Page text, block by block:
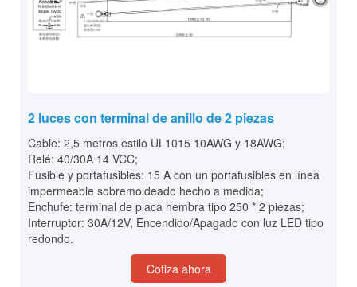
2 luces con terminal de anillo de 2 piezas
Cable: 2,5 metros estilo UL1015 10AWG y 18AWG;
Relé: 40/30A 14 VCC;
Fusible y portafusibles: 15 A con un portafusibles en línea
impermeable sobremoldeado hecho a medida;
Enchufe: terminal de placa hembra tipo 250 * 2 piezas;
Interruptor: 30A/12V, Encendido/Apagado con luz LED tipo
redondo.
Cotiza ahora